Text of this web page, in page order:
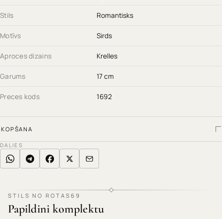
Stils Romantisks
Motīvs Sirds
Aproces dizains Krelles
Garums 17 cm
Preces kods 1692
KOPŠANA
DALIES
STILS NO ROTAS69
Papildini komplektu